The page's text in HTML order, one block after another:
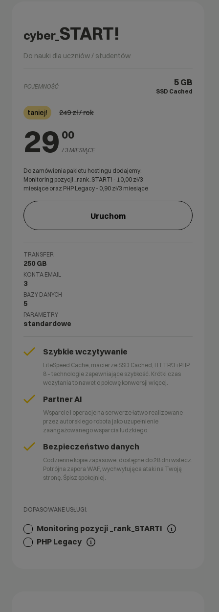
cyber_ START!
Do nauki dla uczniów / studentów
POJEMNOŚĆ 5 GB
SSD Cached
taniej! 249zł / rok
29 00
/ 3 MIESIĄCE
Do zamówienia pakietu hostingu dodajemy:
Monitoring pozycji _rank_START! - 10,00 zł/3
miesiące oraz PHP Legacy - 0,90 zł/3 miesiące
Uruchom
TRANSFER
250 GB
KONTA EMAIL
3
BAZY DANYCH
5
PARAMETRY
standardowe
Szybkie wczytywanie
LiteSpeed Cache, macierze SSD Cached, HTTP/3 i PHP
8 – technologie zapewniające szybkość. Krótki czas
wczytania to nawet o połowę konwersji więcej.
Partner AI
Wsparcie i operacje na serwerze łatwo realizowane
przez autorskiego robota jako uzupełnienie
zaangażowanego wsparcia ludzkiego.
Bezpieczeństwo danych
Codzienne kopie zapasowe, dostępne do 28 dni wstecz.
Potrójna zapora WAF, wychwytująca ataki na Twoją
stronę. Śpisz spokojniej.
DOPASOWANE USŁUGI:
Monitoring pozycji _rank_START!
PHP Legacy